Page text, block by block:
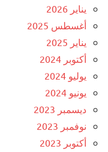
يناير 2026
أغسطس 2025
يناير 2025
أكتوبر 2024
يوليو 2024
يونيو 2024
ديسمبر 2023
نوفمبر 2023
أكتوبر 2023